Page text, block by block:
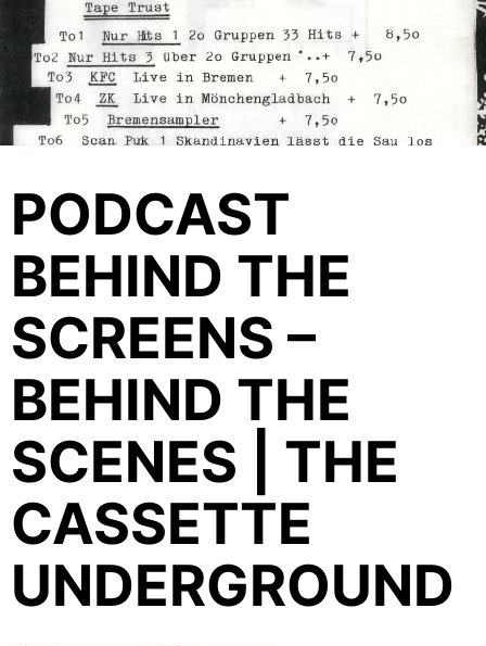
PODCAST
BEHIND THE
SCREENS –
BEHIND THE
SCENES | THE
CASSETTE
UNDERGROUND